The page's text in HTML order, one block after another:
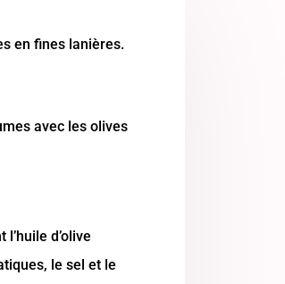
en fines lanières.
avec les olives
d’olive
le sel et le